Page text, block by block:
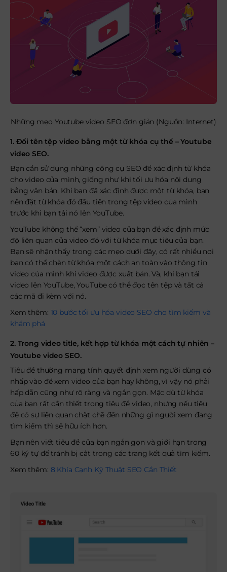
Những mẹo Youtube video SEO đơn giản (Nguồn: Internet)
1. Đổi tên tệp video bằng một từ khóa cụ thể –Youtube
video SEO.
Bạn cần sử dụng những công cụ SEO để xác định từ khóa
cho video của mình, giống như khi tối ưu hóa nội dung
bằng văn bản. Khi bạn đã xác định được một từ khóa, bạn
nên đặt từ khóa đó đầu tiên trong tệp video của mình
trước khi bạn tải nó lên YouTube.
YouTube không thể “xem” video của bạn để xác định mức
độ liên quan của video đó với từ khóa mục tiêu của bạn.
Bạn sẽ nhận thấy trong các mẹo dưới đây, có rất nhiều nơi
bạn có thể chèn từ khóa một cách an toàn vào thông tin
video của mình khi video được xuất bản. Và, khi bạn tải
video lên YouTube, YouTube có thể đọc tên tệp và tất cả
các mã đi kèm với nó.
Xem thêm: 10 bước tối ưu hóa video SEO cho tìm kiếm và
khám phá
2. Trong video title, kết hợp từ khóa một cách tự nhiên –
Youtube video SEO.
Tiêu đề thường mang tính quyết định xem người dùng có
nhấp vào để xem video của bạn hay không, vì vậy nó phải
hấp dẫn cũng như rõ ràng và ngắn gọn. Mặc dù từ khóa
của bạn rất cần thiết trong tiêu đề video, nhưng nếu tiêu
đề có sự liên quan chặt chẽ đến những gì người xem đang
tìm kiếm thì sẽ hữu ích hơn.
Bạn nên viết tiêu đề của bạn ngắn gọn và giới hạn trong
60 ký tự để tránh bị cắt trong các trang kết quả tìm kiếm.
Xem thêm: 8 Khía Cạnh Kỹ Thuật SEO Cần Thiết